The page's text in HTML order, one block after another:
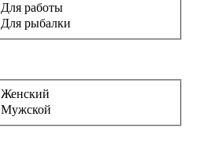
Для работы
Для рыбалки
Женский
Мужской